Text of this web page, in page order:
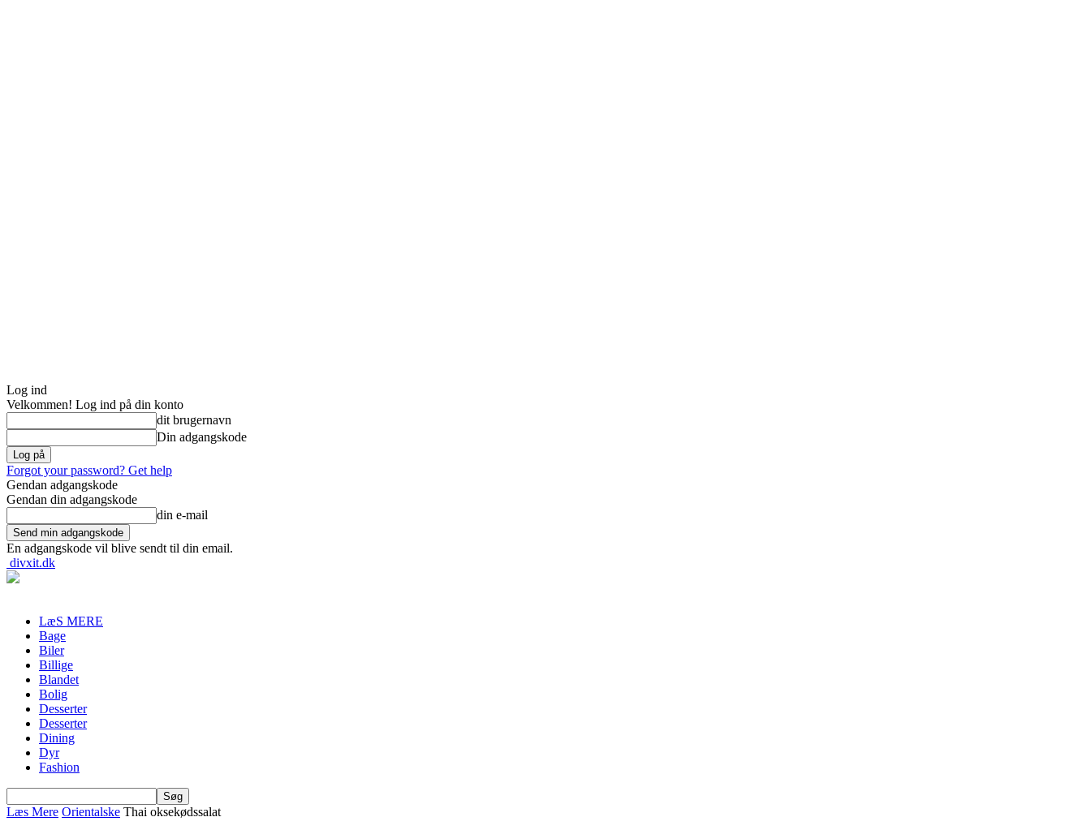
Log ind
Velkommen! Log ind på din konto
dit brugernavn
Din adgangskode
Forgot your password? Get help
Gendan adgangskode
Gendan din adgangskode
din e-mail
En adgangskode vil blive sendt til din email.
divxit.dk
LæS MERE
Bage
Biler
Billige
Blandet
Bolig
Desserter
Desserter
Dining
Dyr
Fashion
Læs Mere Orientalske Thai oksekødssalat